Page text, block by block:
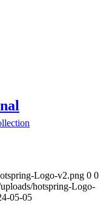
Logo-v2.png 0 0
hotspring-Logo-
05-05